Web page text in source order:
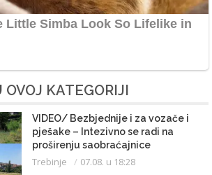
KATEGORIJI
VIDEO/ Bezbjednije i za vozače i
pješake – Intezivno se radi na
proširenju saobraćajnice
Trebinje 07.08. u 18:28